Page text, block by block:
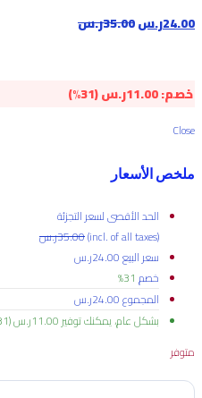
24.00ر.س35.00ر.س
خصم:11.00ر.س(31%)
Close
ملخص الأسعار
الحد الأقصى لسعر التجزئة
(incl. of all taxes)
35.00ر.س
سعر البيع24.00ر.س
خصم 31%
المجموع24.00ر.س
بشكل عام، يمكنك توفير11.00ر.س(31%)
متوفر